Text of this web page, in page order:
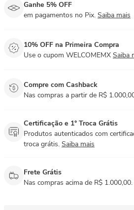
Ganhe 5% OFF
em pagamentos no Pix. Saiba mais
10% OFF na Primeira Compra
Use o cupom WELCOMEMX Saiba
Compre com Cashback
Nas compras a partir de R$
Certificação e 1° Troca Grátis
Produtos autenticados com
troca grátis. Saiba mais
Frete Grátis
Nas compras acima de R$ 1.000,00.